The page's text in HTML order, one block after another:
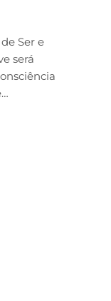
Ser e
será